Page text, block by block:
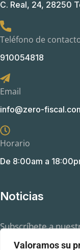
Valoramos su
C. Real, 24, 28250
Teléfono de
910054818
Email
info@zero-
Horario
De 8:00am a
Noticias
Subscríbete a
aquellas